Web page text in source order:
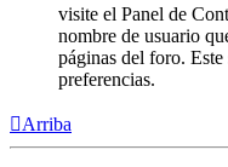
visite el Panel de
nombre de usuario
páginas del foro.
preferencias.
Arriba